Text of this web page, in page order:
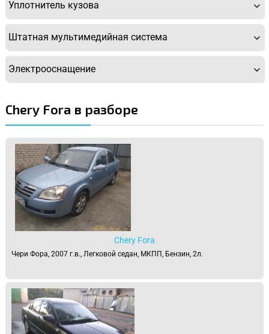
Уплотнитель кузова
Штатная мультимедийная система
Электрооснащение
Chery Fora в разборе
Chery Fora
Чери Фора, 2007 г.в., Легковой седан, МКПП, Бензин, 2л.